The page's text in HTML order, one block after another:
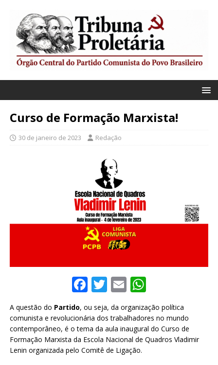
Curso de Formação Marxista!
30 de janeiro de 2023 Redação
F
c
e
b
T
w
it
te
r
E
m
ai
l
h
at
s
A
A questão do Partido, ou seja, da organização política
comunista e revolucionária dos trabalhadores no mundo
contemporâneo, é o tema da aula inaugural do Curso de
Formação Marxista da Escola Nacional de Quadros Vladimir
Lenin organizada pelo Comitê de Ligação.